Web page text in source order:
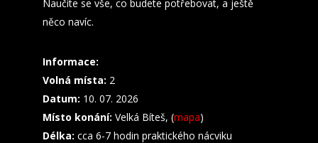
Naučíte se vše, co budete potřebovat, a ještě
něco navíc.
Informace:
Volná místa: 2
Datum: 10. 07. 2026
Místo konání: Velká Bíteš, (mapa)
Délka: cca 6-7 hodin praktického nácviku